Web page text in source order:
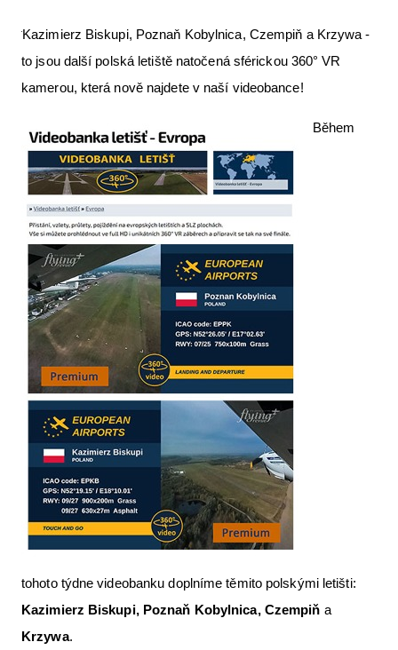
Kazimierz Biskupi, Poznaň Kobylnica, Czempiň a Krzywa -
to jsou další polská letiště natočená sférickou 360° VR
kamerou, která nově najdete v naší videobance!
Během
tohoto týdne videobanku doplníme těmito polskými letišti:
Kazimierz Biskupi, Poznaň Kobylnica, Czempiň a
Krzywa.
Série & speciály
Aktuální FR + archiv
Letecká muzea
VFR Communication app
The SAFE Guide app
Nabídky práce v letectví
Inzerujte s námi
E-SHOP